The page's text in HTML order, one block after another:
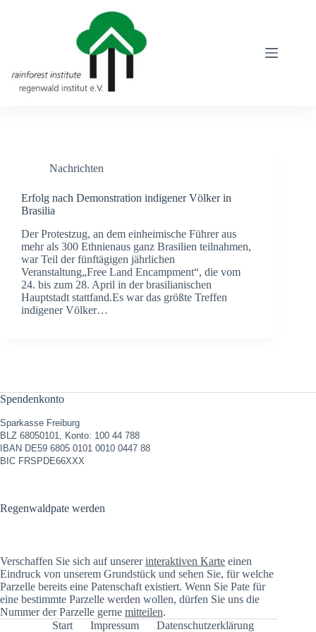
Nachrichten
Erfolg nach Demonstration indigener Völker in
Brasilia
Der Protestzug, an dem einheimische Führer aus
mehr als 300 Ethnienaus ganz Brasilien teilnahmen,
war Teil der fünftägigen jährlichen
Veranstaltung„Free Land Encampment“, die vom
24. bis zum 28. April in der brasilianischen
Hauptstadt stattfand.Es war das größte Treffen
indigener Völker…
Spendenkonto
Sparkasse Freiburg
BLZ 68050101, Konto: 100 44 788
IBAN DE59 6805 0101 0010 0447 88
BIC FRSPDE66XXX
Regenwaldpate werden
Verschaffen Sie sich auf unsererinteraktiven Karte einen
Eindruck von unserem Grundstück und sehen Sie, für welche
Parzelle bereits eine Patenschaft existiert. Wenn Sie Pate für
eine bestimmte Parzelle werden wollen, dürfen Sie uns die
Nummer der Parzelle gerne mitteilen.
Start
Impressum Datenschutzerklärung